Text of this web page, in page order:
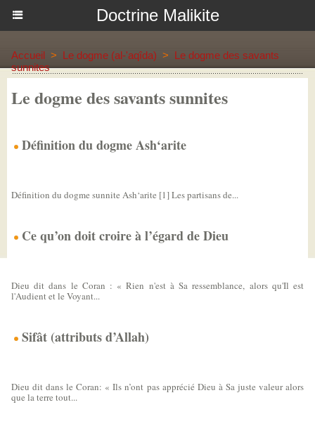
Doctrine Malikite
Accueil > Le dogme (al-'aqîda) > Le dogme des savants
sunnites
Le dogme des savants sunnites
Définition du dogme Ash‘arite
Définition du dogme sunnite Ash‘arite [1] Les partisans de...
Ce qu’on doit croire à l’égard de Dieu
Dieu dit dans le Coran : « Rien n'est à Sa ressemblance, alors qu'Il est
l'Audient et le Voyant...
Sifât (attributs d’Allah)
Dieu dit dans le Coran: « Ils n’ont pas apprécié Dieu à Sa juste valeur alors
que la terre tout...